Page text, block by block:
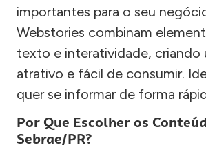
importantes para o seu
Webstories combinam
texto e interatividade, criando
atrativo e fácil de consumir.
quer se informar de forma
Por Que Escolher os
Sebrae/PR?